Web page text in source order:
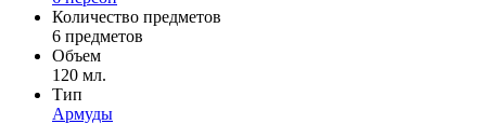
Количество предметов
6 предметов
Объем
120 мл.
Тип
Армуды